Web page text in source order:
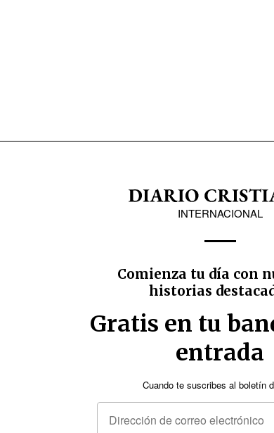
INTERNACIONAL
Comienza tu día con
historias
Gratis en tu
entrada
Cuando te suscribes al boletín